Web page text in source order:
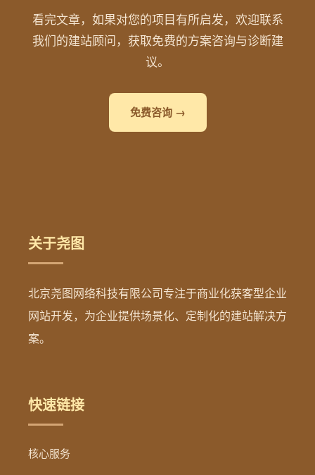
看完文章，如果对您的项目有所启发，欢迎联系
我们的建站顾问，获取免费的方案咨询与诊断建
议。
免费咨询 →
关于尧图
北京尧图网络科技有限公司专注于商业化获客型企业
网站开发，为企业提供场景化、定制化的建站解决方
案。
快速链接
核心服务